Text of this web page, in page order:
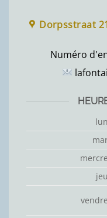
Dorpsstraat
Numéro